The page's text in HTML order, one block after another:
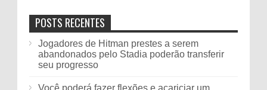
POSTS RECENTES
Jogadores de Hitman prestes a serem
abandonados pelo Stadia poderão transferir
seu progresso
Você poderá fazer flexões e acariciar um